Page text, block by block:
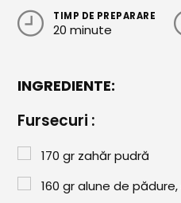
Sosuri și Condimente
Pâine
Paste & Risotto
Patiserie
Aluaturi Dulci
TIMP DE PREPARARE
20 minute
INGREDIENTE:
Fursecuri :
170 gr zahăr pudră
160 gr alune de